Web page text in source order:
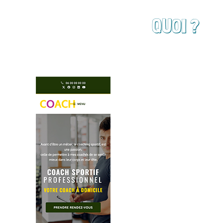
QUOI ?